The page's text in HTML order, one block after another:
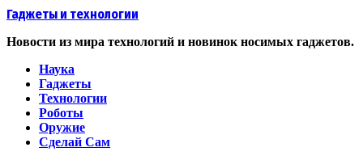
Перейти
контенту
Гаджеты и технологии
Новости из мира технологий и новинок носимых гаджетов.
Наука
Гаджеты
Технологии
Роботы
Оружие
Сделай Сам